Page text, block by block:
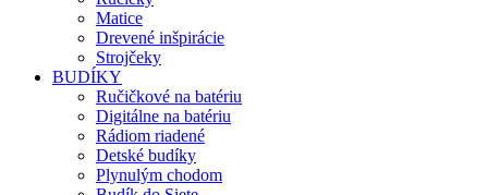
Matice
Drevené inšpirácie
Strojčeky
BUDÍKY
Ručičkové na batériu
Digitálne na batériu
Rádiom riadené
Detské budíky
Plynulým chodom